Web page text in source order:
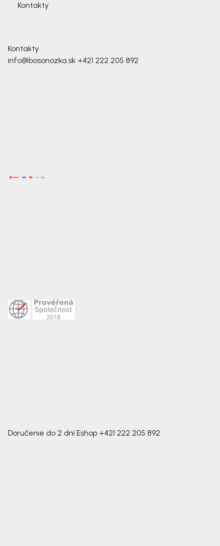
Kontakty
Kontakty
info@bosonozka.sk +421 222 205 892
Doručenie do 2 dní Eshop +421 222 205 892